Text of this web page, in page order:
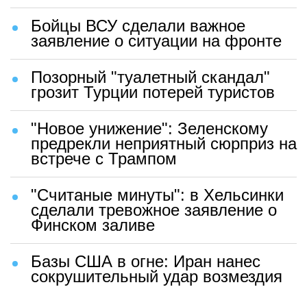
Бойцы ВСУ сделали важное
заявление о ситуации на фронте
Позорный "туалетный скандал"
грозит Турции потерей туристов
"Новое унижение": Зеленскому
предрекли неприятный сюрприз на
встрече с Трампом
"Считаные минуты": в Хельсинки
сделали тревожное заявление о
Финском заливе
Базы США в огне: Иран нанес
сокрушительный удар возмездия